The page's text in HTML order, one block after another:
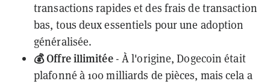
transactions rapides et des frais de transaction
bas, tous deux essentiels pour une adoption
généralisée.
💰 Offre illimitée- À l'origine, Dogecoin était
plafonné à 100 milliards de pièces, mais cela a